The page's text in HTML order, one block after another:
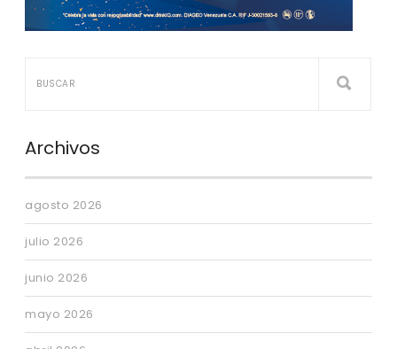
Archivos
agosto 2026
julio 2026
junio 2026
mayo 2026